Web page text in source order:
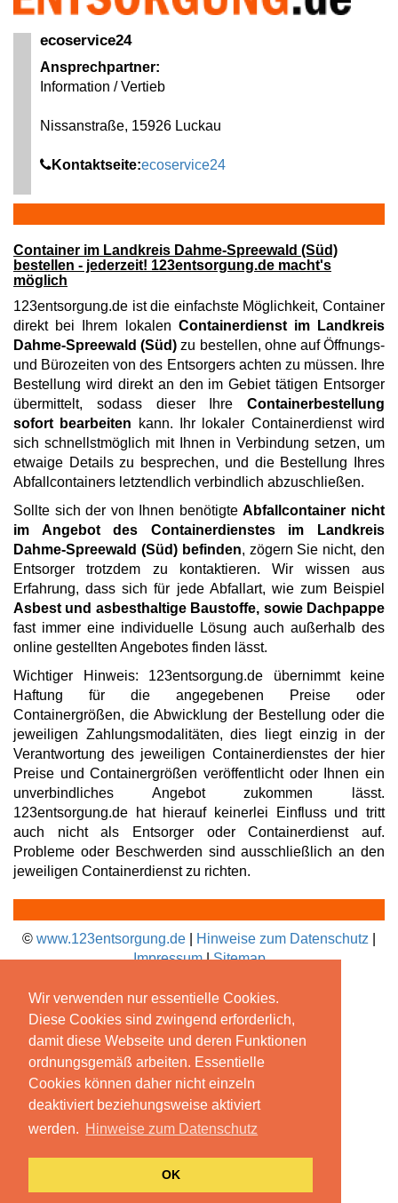
Wir verwenden nur essentielle Cookies.
Diese Cookies sind zwingend erforderlich,
damit diese Webseite und deren Funktionen
ordnungsgemäß arbeiten. Essentielle
Cookies können daher nicht einzeln
deaktiviert beziehungsweise aktiviert
werden. Hinweise zum Datenschutz
OK
ecoservice24
Ansprechpartner:
Information / Vertieb
Nissanstraße, 15926 Luckau
Kontaktseite:ecoservice24
Container im Landkreis Dahme-Spreewald (Süd)
bestellen - jederzeit! 123entsorgung.de macht's
möglich
123entsorgung.de ist die einfachste Möglichkeit, Container
direkt bei Ihrem lokalen Containerdienst im Landkreis
Dahme-Spreewald (Süd) zu bestellen, ohne auf Öffnungs-
und Bürozeiten von des Entsorgers achten zu müssen. Ihre
Bestellung wird direkt an den im Gebiet tätigen Entsorger
übermittelt, sodass dieser Ihre Containerbestellung
sofort bearbeiten kann. Ihr lokaler Containerdienst wird
sich schnellstmöglich mit Ihnen in Verbindung setzen, um
etwaige Details zu besprechen, und die Bestellung Ihres
Abfallcontainers letztendlich verbindlich abzuschließen.
Sollte sich der von Ihnen benötigteAbfallcontainer nicht
im Angebot des Containerdienstes im Landkreis
Dahme-Spreewald (Süd) befinden, zögern Sie nicht, den
Entsorger trotzdem zu kontaktieren. Wir wissen aus
Erfahrung, dass sich für jede Abfallart, wie zum Beispiel
Asbest und asbesthaltige Baustoffe, sowie Dachpappe
fast immer eine individuelle Lösung auch außerhalb des
online gestellten Angebotes finden lässt.
Wichtiger Hinweis: 123entsorgung.de übernimmt keine
Haftung für die angegebenen Preise oder
Containergrößen, die Abwicklung der Bestellung oder die
jeweiligen Zahlungsmodalitäten, dies liegt einzig in der
Verantwortung des jeweiligen Containerdienstes der hier
Preise und Containergrößen veröffentlicht oder Ihnen ein
unverbindliches Angebot zukommen lässt.
123entsorgung.de hat hierauf keinerlei Einfluss und tritt
auch nicht als Entsorger oder Containerdienst auf.
Probleme oder Beschwerden sind ausschließlich an den
jeweiligen Containerdienst zu richten.
© www.123entsorgung.de Hinweise zum Datenschutz
Impressum|Sitemap